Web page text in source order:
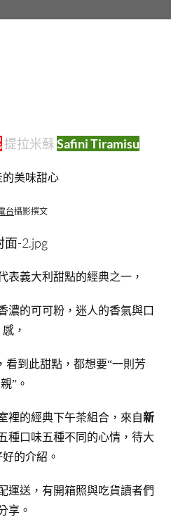
提拉米蘇Safini Tiramisu
的美味甜心
台攝影撰文
表義大利甜點的經典之一，
濃的可可粉，迷人的香氣與口
感，
看到此甜點，都想要“一則芳
親”。
裡的經典下午茶組合，來自新
種口味五種不同的心情，待大
的介紹。
運送，有開箱照與吃貨讀者們
享。